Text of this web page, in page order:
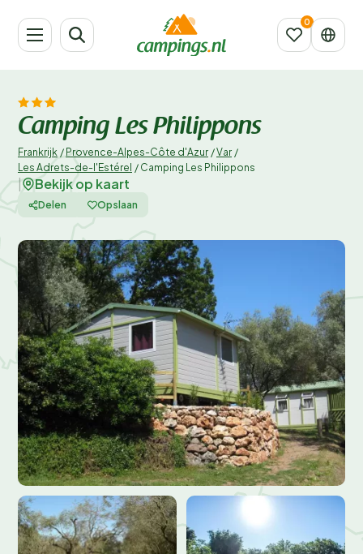
Camping Les Philippons
Frankrijk / Provence-Alpes-Côte d'Azur /Var /
Les Adrets-de-l'Estérel / Camping Les Philippons
Bekijk op kaart
Delen Opslaan